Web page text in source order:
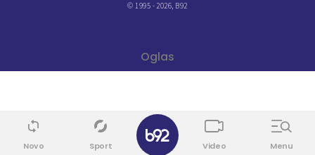
© 1995 - 2026, B92
Novo Sport Video Menu
✕